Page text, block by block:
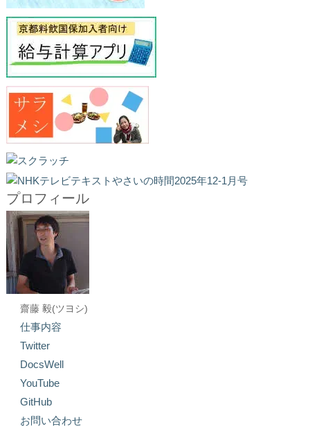
プロフィール
齋藤 毅(ツヨシ)
仕事内容
Twitter
DocsWell
YouTube
GitHub
お問い合わせ